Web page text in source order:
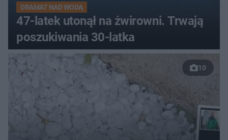
DRAMAT NAD WODĄ
47-latek utonął na żwirowni. Trwają
poszukiwania 30-latka
10